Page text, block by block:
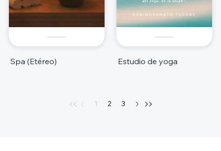
Spa (Etéreo) Estudio de yoga
1 2 3